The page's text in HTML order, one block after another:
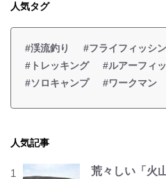
人気タグ
#渓流釣り #フライフィッシ
#トレッキング
#ルアーフィ
#ソロキャンプ
#ワークマン
人気記事
荒々しい「火